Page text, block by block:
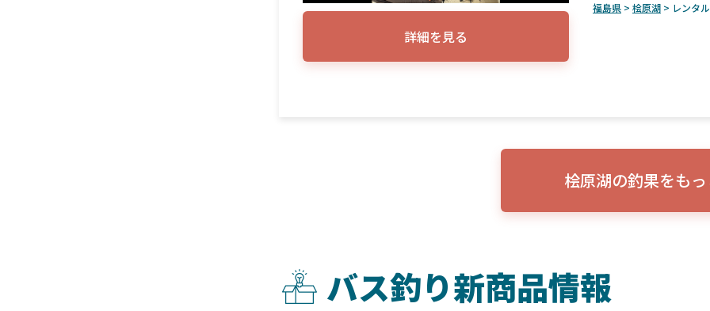
福島県 > 桧原湖 > レンタ
詳細を見る
桧原湖の釣果をも
バス釣り新商品情報